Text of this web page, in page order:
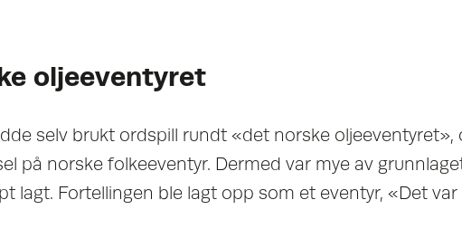
oljeeventyret
selv brukt ordspill rundt «det norske oljeeventyret»,
på norske folkeeventyr. Dermed var mye av
lagt. Fortellingen ble lagt opp som et eventyr, «Det var